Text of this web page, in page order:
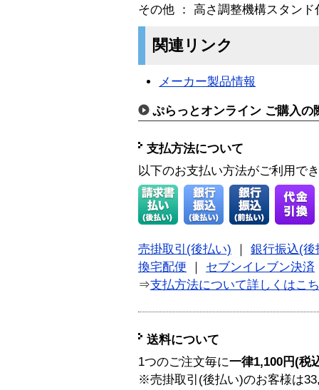
その他 ： 高さ調整機構スタンド
関連リンク
メーカー製品情報
ぷらっとオンライン ご購入の
支払方法について
以下のお支払い方法がご利用で
売掛取引(後払い)
銀行振込(後
換宅配便
セブンイレブン決済
⇒支払方法について詳しくはこ
送料について
1つのご注文毎に一律1,100円(税
※売掛取引(後払い)のお客様は